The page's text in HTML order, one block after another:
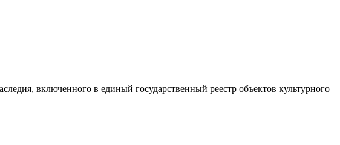
включенного в единый государственный реестр объектов культурного